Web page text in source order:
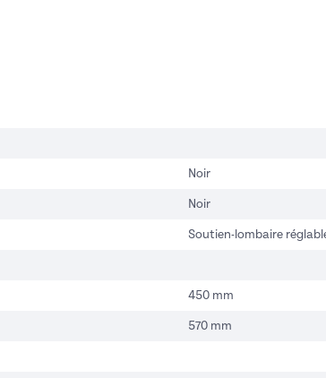
Noir
Noir
Soutien-lombaire
450 mm
570 mm